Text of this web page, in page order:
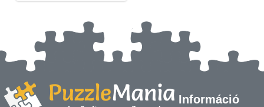
Információ